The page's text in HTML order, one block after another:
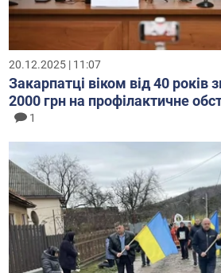
20.12.2025 | 11:07
Закарпатці віком від 40
2000 грн на профілактичне
1